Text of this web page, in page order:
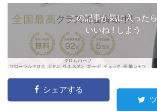
この記事が気に入ったら
いいね ! しよう
シェアする